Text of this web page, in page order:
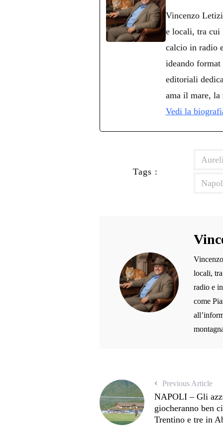
ok r
A
pp m
Vincenzo
e locali, tra cui
calcio in radio
ideando
editoriali
ama il mare, la
Vedi la
Tags :
locali,
radio e
come
Previous Article
NAPOLI – Gli
giocheranno ben
Trentino e tre in